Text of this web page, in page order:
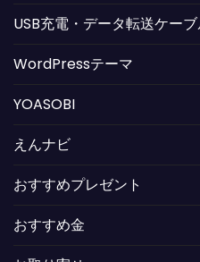
USB充電・データ転送ケーブ
WordPressテーマ
YOASOBI
えんナビ
おすすめプレゼント
おすすめ金